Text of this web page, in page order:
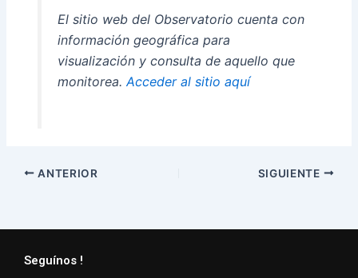
El sitio web del Observatorio cuenta con
información geográfica para
visualización y consulta de aquello que
monitorea.Acceder al sitio aquí
ANTERIOR SIGUIENTE
Seguínos !